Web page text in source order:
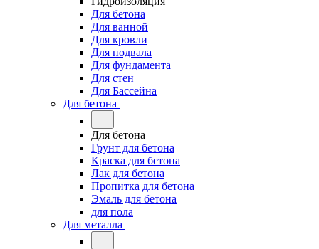
Для бетона
Для ванной
Для кровли
Для подвала
Для фундамента
Для стен
Для Бассейна
Для бетона
Для бетона
Грунт для бетона
Краска для бетона
Лак для бетона
Пропитка для бетона
Эмаль для бетона
для пола
Для металла